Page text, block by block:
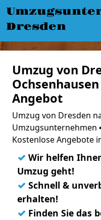
Dresden
Umzug von
Angebot
Umzug von Dresden
Umzugsunternehmen
Kostenlose Angebote
✓ Wir helfen
Umzug geht!
✓ Schnell &
erhalten!
✓ Finden Sie das